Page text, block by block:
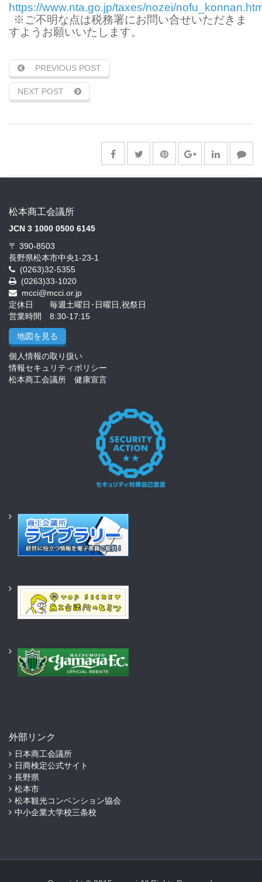
https://www.nta.go.jp/taxes/nozei/
※ご不明な点は税務署にお問い合せいただきま
すようお願いいたします。
PREVIOUS POST
NEXT POST
松本商工会議所
JCN 3 1000 0500 6145
〒 390-8503
長野県松本市中央1-23-1
(0263)32-5355
(0263)33-1020
mcci@mcci.or.jp
定休日 毎週土曜日･日曜日,祝祭日
営業時間 8:30-17:15
地図を見る
個人情報の取り扱い
情報セキュリティポリシー
松本商工会議所 健康宣言
外部リンク
日本商工会議所
日商検定公式サイト
長野県
松本市
松本観光コンベンション協会
中小企業大学校三条校